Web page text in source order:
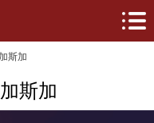
斯加
斯加